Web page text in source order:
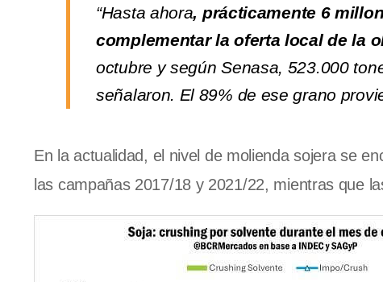
“Hasta ahora, prácticamente 6
complementar la oferta local de la
octubre y según Senasa, 523.000
señalaron. El 89% de ese grano
En la actualidad, el nivel de molienda sojera se
las campañas 2017/18 y 2021/22, mientras que